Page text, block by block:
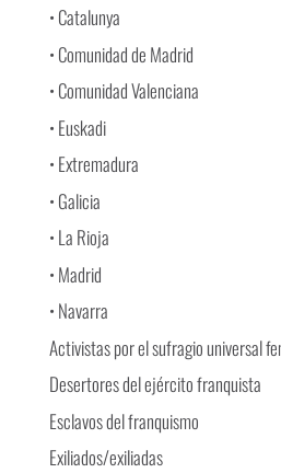
• Catalunya
• Comunidad de Madrid
• Comunidad Valenciana
• Euskadi
• Extremadura
• Galicia
• La Rioja
• Madrid
• Navarra
Activistas por el sufragio universal
Desertores del ejército franquista
Esclavos del franquismo
Exiliados/exiliadas